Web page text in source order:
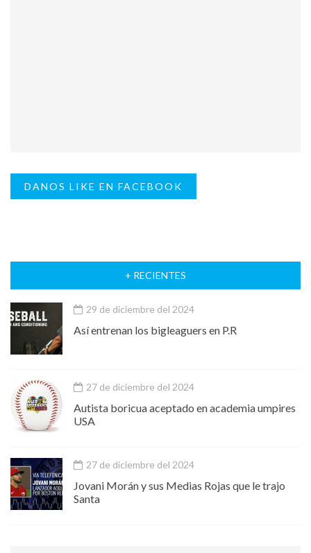
DANOS LIKE EN FACEBOOK
+ RECIENTES
29 de diciembre del 2024
Así entrenan los bigleaguers en P.R
27 de diciembre del 2024
Autista boricua aceptado en academia umpires
USA
27 de diciembre del 2024
Jovani Morán y sus Medias Rojas que le trajo
Santa